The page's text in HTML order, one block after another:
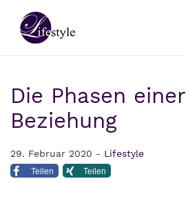
Die Phasen einer
Beziehung
29. Februar 2020 - Lifestyle
Teilen Teilen